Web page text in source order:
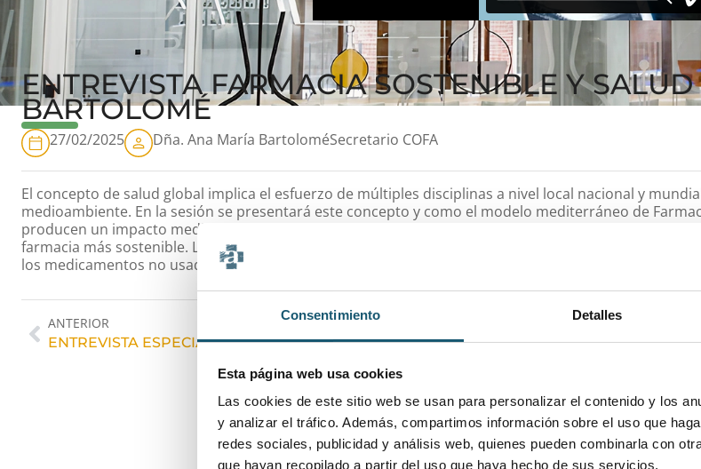
Consentimiento Detalles
Esta página web usa cookies
Las cookies de este sitio web se usan para personalizar el contenido y los
y analizar el tráfico. Además, compartimos información sobre el uso que
redes sociales, publicidad y análisis web, quienes pueden combinarla con
que hayan recopilado a partir del uso que haya hecho de sus servicios.
ENTREVISTA FARMACIA SOSTENIBLE Y
BARTOLOMÉ
27/02/2025 Dña. Ana María BartoloméSecretario COFA
El concepto de salud global implica el esfuerzo de múltiples disciplinas a nivel local nacional y
medioambiente. En la sesión se presentará este concepto y como el modelo mediterráneo de
producen un impacto medioambiental y prácticamente todas sus etapas representan un riesgo
farmacia más sostenible. Los ponentes abordarán el concepto de farmacontaminación y las
los medicamentos no usados o caducados a través del punto SIGRE.
ANTERIOR
ENTREVISTA ESPECIAL DANA 2024